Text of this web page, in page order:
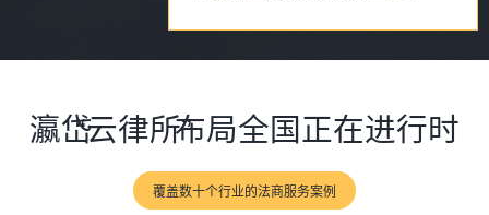
瀛岱“云律所”布局全国正在进行时
覆盖数十个行业的法商服务案例